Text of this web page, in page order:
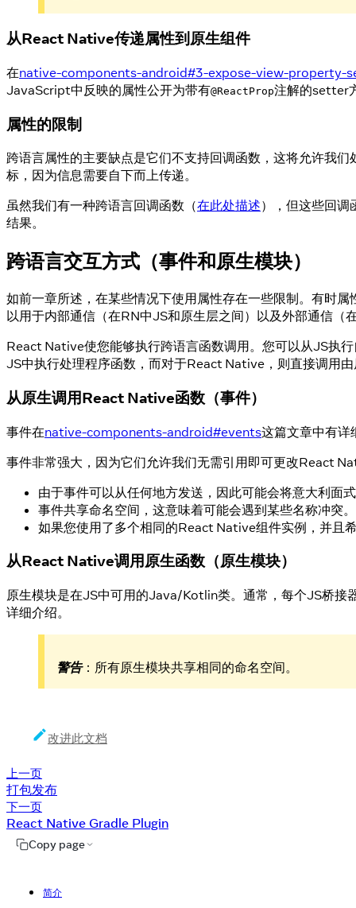
从React Native传递属性到原生组件
在native-components-android#3-expose-view-
JavaScript中反映的属性公开为带有@ReactProp注解的setter
属性的限制
跨语言属性的主要缺点是它们不支持回调函数，这将允许我
标，因为信息需要自下而上传递。
虽然我们有一种跨语言回调函数（在此处描述），但这些回调
结果。
跨语言交互方式（事件和原生模块）
如前一章所述，在某些情况下使用属性存在一些限制。有时
以用于内部通信（在RN中JS和原生层之间）以及外部通信（
React Native使您能够执行跨语言函数调用。您可以从JS执
JS中执行处理程序函数，而对于React Native，则直接调用
从原生调用React Native函数（事件）
事件在native-components-android#events这篇文章中有详
事件非常强大，因为它们允许我们无需引用即可更改React
由于事件可以从任何地方发送，因此可能会将意大利面
事件共享命名空间，这意味着可能会遇到某些名称冲突
如果您使用了多个相同的React Native组件实例，并且
从React Native调用原生函数（原生模块）
原生模块是在JS中可用的Java/Kotlin类。通常，每个JS桥接
详细介绍。
警告：所有原生模块共享相同的命名空间。
改进此文档
上一页
打包发布
下一页
React Native Gradle Plugin
Copy page
简介